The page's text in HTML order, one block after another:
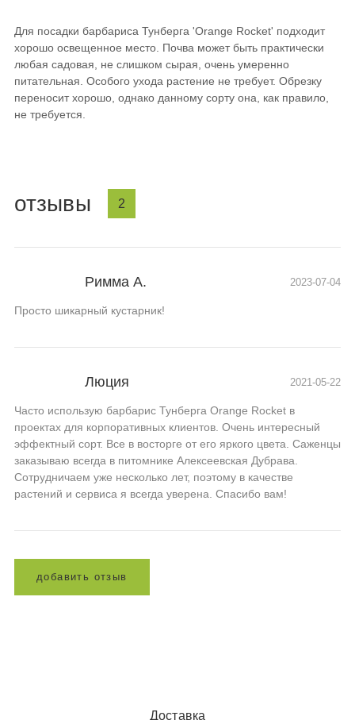
Для посадки барбариса Тунберга 'Orange Rocket' подходит
хорошо освещенное место. Почва может быть практически
любая садовая, не слишком сырая, очень умеренно
питательная. Особого ухода растение не требует. Обрезку
переносит хорошо, однако данному сорту она, как правило,
не требуется.
отзывы 2
Римма А. 2023-07-04
Просто шикарный кустарник!
Люция 2021-05-22
Часто использую барбарис Тунберга Orange Rocket в
проектах для корпоративных клиентов. Очень интересный
эффектный сорт. Все в восторге от его яркого цвета. Саженцы
заказываю всегда в питомнике Алексеевская Дубрава.
Сотрудничаем уже несколько лет, поэтому в качестве
растений и сервиса я всегда уверена. Спасибо вам!
доба вит ь отз ыв
Доставка